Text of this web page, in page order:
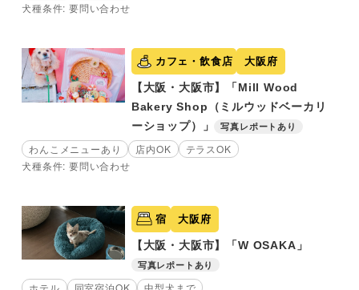
犬種条件: 要問い合わせ
カフェ・飲食店 大阪府
【大阪・大阪市】「Mill Wood
Bakery Shop（ミルウッドベーカリ
ーショップ）」
写真レポートあり
わんこメニューあり 店内OK
テラスOK
犬種条件: 要問い合わせ
宿 大阪府
【大阪・大阪市】「W OSAKA」
写真レポートあり
ホテル 同室宿泊OK 中型犬まで